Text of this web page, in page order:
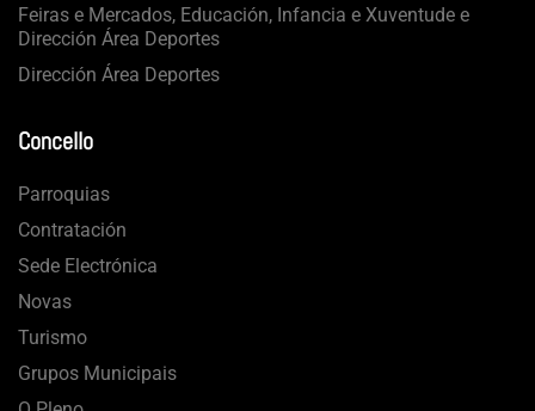
Feiras e Mercados, Educación, Infancia e Xuventude e
Dirección Área Deportes
Dirección Área Deportes
Concello
Parroquias
Contratación
Sede Electrónica
Novas
Turismo
Grupos Municipais